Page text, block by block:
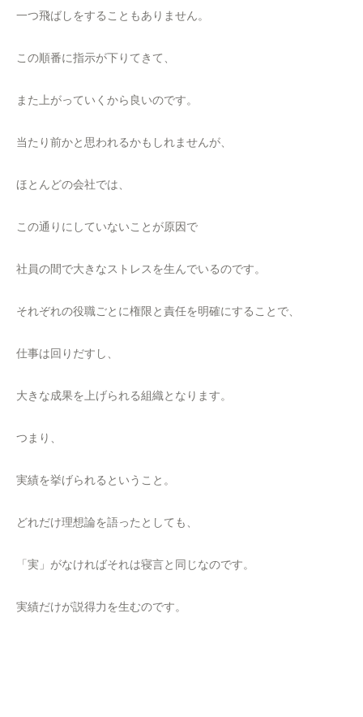
一つ飛ばしをすることもありません。
この順番に指示が下りてきて、
また上がっていくから良いのです。
当たり前かと思われるかもしれませんが、
ほとんどの会社では、
この通りにしていないことが原因で
社員の間で大きなストレスを生んでいるのです。
それぞれの役職ごとに権限と責任を明確にすることで、
仕事は回りだすし、
大きな成果を上げられる組織となります。
つまり、
実績を挙げられるということ。
どれだけ理想論を語ったとしても、
「実」がなければそれは寝言と同じなのです。
実績だけが説得力を生むのです。